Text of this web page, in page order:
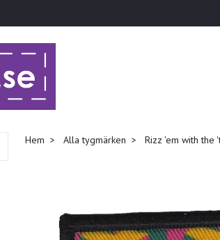
Hem Alla tygmärken Rizz 'em with